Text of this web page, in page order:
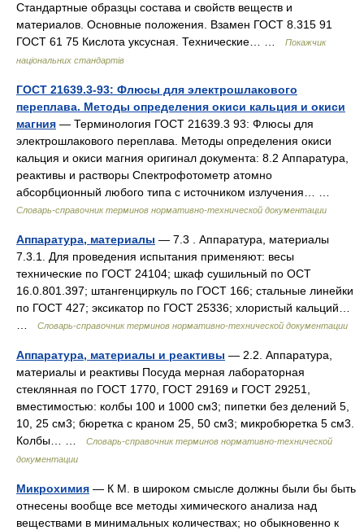
Стандартные образцы состава и свойств веществ и
материалов. Основные положения. Взамен ГОСТ 8.315 91
ГОСТ 61 75 Кислота уксусная. Технические… …
Покажчик
національних стандартів
ГОСТ 21639.3-93: Флюсы для электрошлакового
переплава. Методы определения окиси кальция и окиси
магния — Терминология ГОСТ 21639.3 93: Флюсы для
электрошлакового переплава. Методы определения окиси
кальция и окиси магния оригинал документа: 8.2 Аппаратура,
реактивы и растворы Спектрофотометр атомно
абсорбционный любого типа с источником излучения… …
Словарь-справочник терминов нормативно-технической документации
Аппаратура, материалы — 7.3 . Аппаратура, материалы
7.3.1. Для проведения испытания применяют: весы
технические по ГОСТ 24104; шкаф сушильный по ОСТ
16.0.801.397; штангенциркуль по ГОСТ 166; стальные линейки
по ГОСТ 427; эксикатор по ГОСТ 25336; хлористый кальций…
Словарь-справочник терминов нормативно-технической документации
Аппаратура, материалы и реактивы — 2.2. Аппаратура,
материалы и реактивы Посуда мерная лабораторная
стеклянная по ГОСТ 1770, ГОСТ 29169 и ГОСТ 29251,
вместимостью: колбы 100 и 1000 см3; пипетки без делений 5,
10, 25 см3; бюретка с краном 25, 50 см3; микробюретка 5 см3.
Колбы… …
Словарь-справочник терминов нормативно-технической
документации
Микрохимия — К М. в широком смысле должны были бы быть
отнесены вообще все методы химического анализа над
веществами в минимальных количествах; но обыкновенно к